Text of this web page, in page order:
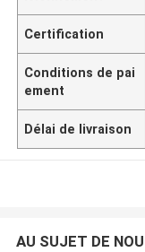
Certification
Conditions de pai
ement
Délai de livraison
AU SUJET DE